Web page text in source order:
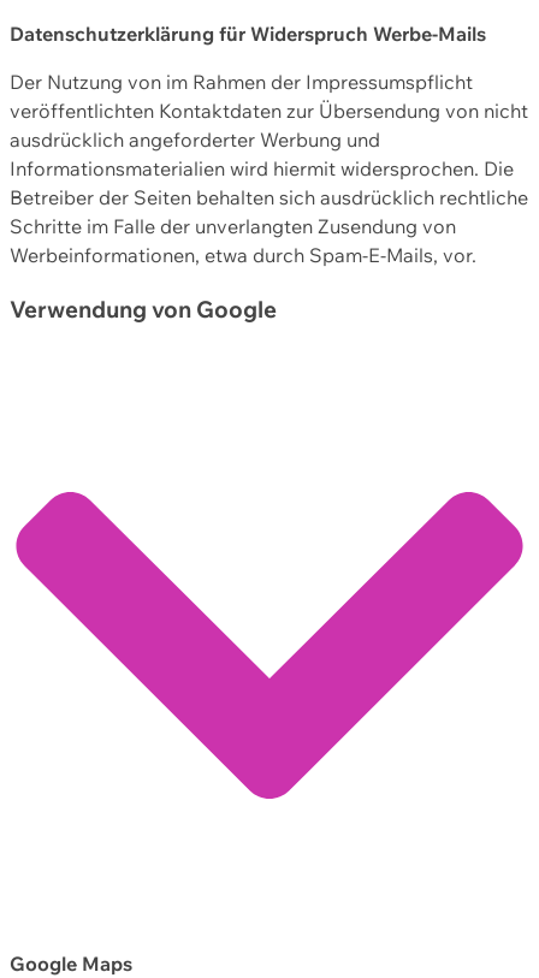
Datenschutzerklärung für Widerspruch Werbe-Mails
Der Nutzung von im Rahmen der Impressumspflicht
veröffentlichten Kontaktdaten zur Übersendung von nicht
ausdrücklich angeforderter Werbung und
Informationsmaterialien wird hiermit widersprochen. Die
Betreiber der Seiten behalten sich ausdrücklich rechtliche
Schritte im Falle der unverlangten Zusendung von
Werbeinformationen, etwa durch Spam-E-Mails, vor.
Verwendung von Google
Google Maps